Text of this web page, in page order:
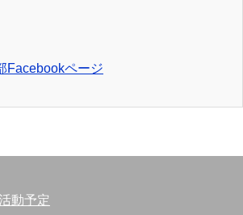
Facebookページ
動予定